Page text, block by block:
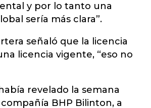
y por lo tanto una
sería más clara”.
señaló que la licencia
licencia vigente, “eso no
revelado la semana
BHP Bilinton, a